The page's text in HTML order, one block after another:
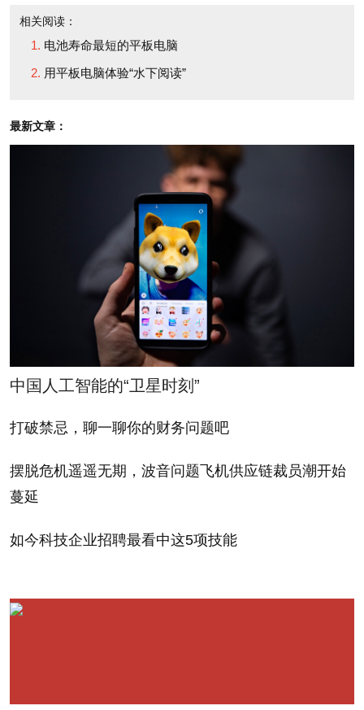
并能承受多次摔碰。
得克萨斯州的Xplore
它也在研发一种功能类似
于iPad的设备，比如具备
多点触控功能。新产品将
采用未来的Windows 8系
统（公司目前的产品C5用
的是Windows 7系统）。
分析机构VDC研究集团
Group）预计，到2013
年，坚固移动设备市场的
销售额将由到2010年的46
但是，随着这些设备在外
有输给iPad（对了，就是
a slimmed-down tablet
that runs on the Android
operating system and
weighs in at 2.13 pounds
(heavier than the 1.3-
pound iPad 2 but much
lighter than traditional
rugged tablets).
Motorola (MSI) is also
experimenting with a
trim, tough tablet. In
unveiled the ET1, a 1.4-
its relatively petite build,
相关阅读：
电池寿命最短的平板电脑
用平板电脑体验“水下阅读”
最新文章：
中国人工智能的“卫星时刻”
打破禁忌，聊一聊你的财务问题吧
摆脱危机遥遥无期，波音问题飞机供应链裁员潮开始
蔓延
如今科技企业招聘最看中这5项技能